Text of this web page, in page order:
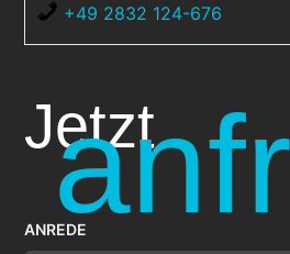
+49 2832 124-676
Jetzt
ANREDE